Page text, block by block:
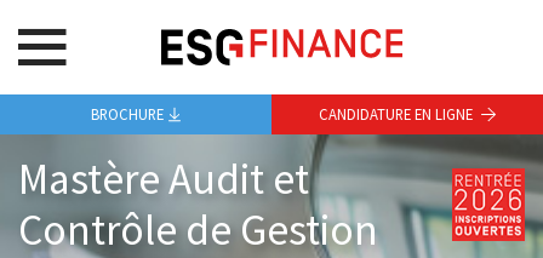
Mastère Audit et
Contrôle de Gestion
BROCHURE CANDIDATURE EN LIGNE